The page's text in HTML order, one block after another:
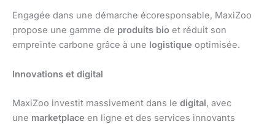
Engagée dans une démarche écoresponsable, MaxiZoo
propose une gamme de produits bio et réduit son
empreinte carbone grâce à une logistique optimisée.
Innovations et digital
MaxiZoo investit massivement dans le digital, avec
une marketplace en ligne et des services innovants